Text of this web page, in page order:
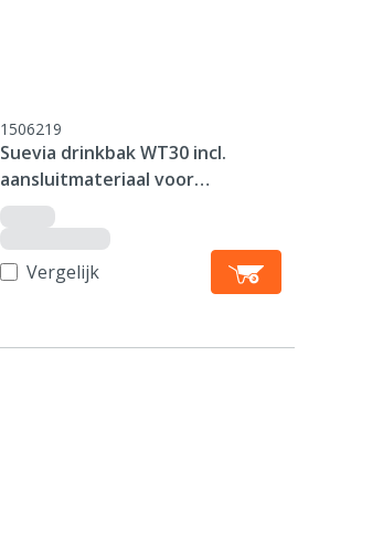
1506219
Suevia drinkbak WT30 incl.
aansluitmateriaal voor
watertank
Vergelijk